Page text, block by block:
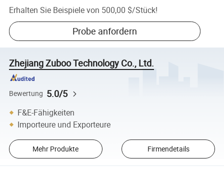
Erhalten Sie Beispiele von 500,00 $/Stück!
Probe anfordern
Zhejiang Zuboo Technology Co., Ltd.
Bewertung 5.0/5
F&E-Fähigkeiten
Importeure und Exporteure
Mehr Produkte Firmendetails